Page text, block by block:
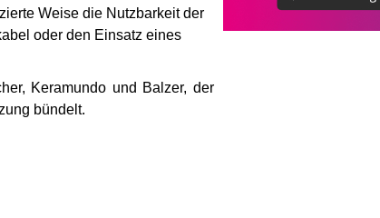
Weise die Nutzbarkeit der
oder den Einsatz eines
Keramundo und Balzer, der
bündelt.